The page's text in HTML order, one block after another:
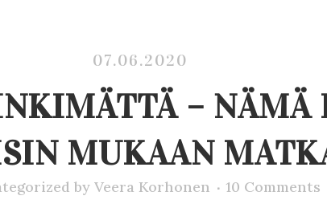
07.06.2020
– NÄMÄ
MUKAAN
by Veera Korhonen 10 Comments